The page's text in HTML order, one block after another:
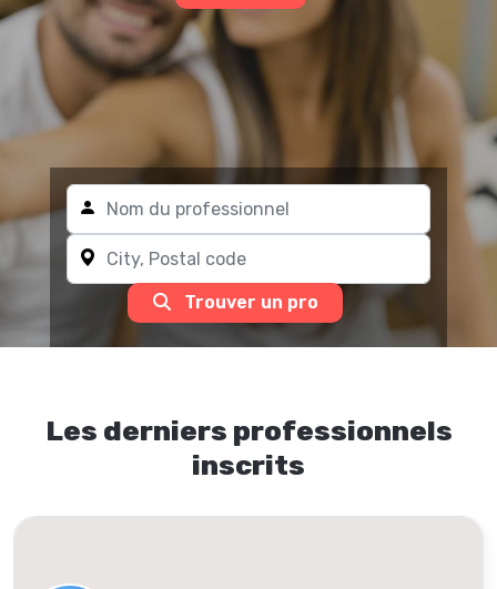
Trouver un pro
Les derniers professionnels
inscrits